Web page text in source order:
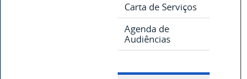
Carta de Serviços
Agenda de
Audiências